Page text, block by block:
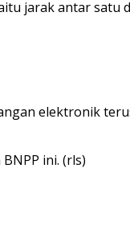
jarak antar satu
elektronik
ini. (rls)